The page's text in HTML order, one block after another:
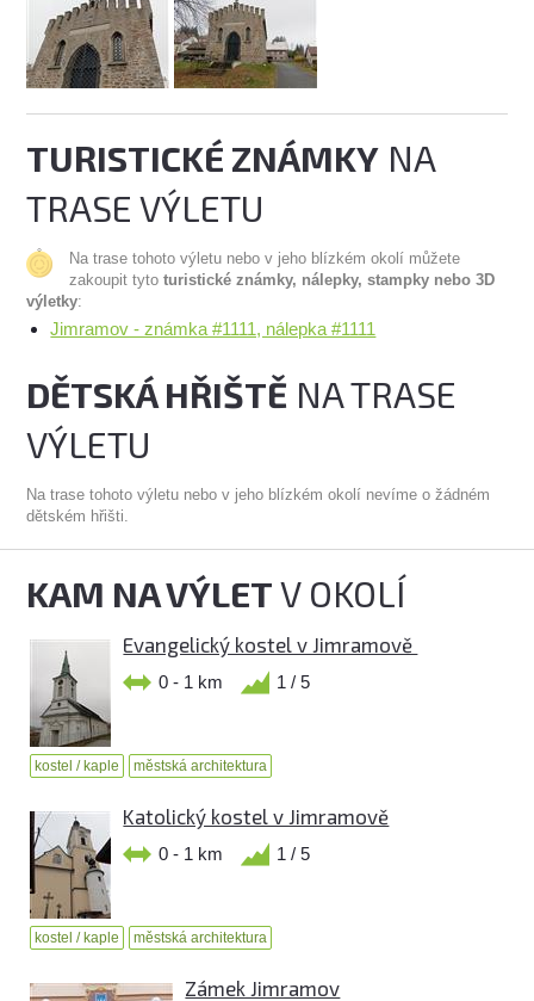
TURISTICKÉ ZNÁMKY NA
TRASE VÝLETU
Na trase tohoto výletu nebo v jeho blízkém okolí můžete
zakoupit tytoturistické známky, nálepky, stampky nebo 3D
výletky:
Jimramov - známka #1111, nálepka #1111
DĚTSKÁ HŘIŠTĚ NA TRASE
VÝLETU
Na trase tohoto výletu nebo v jeho blízkém okolí nevíme o žádném
dětském hřišti.
KAM NA VÝLETV OKOLÍ
Evangelický kostel v Jimramově
0 - 1 km 1 / 5
kostel / kaple městská architektura
Katolický kostel v Jimramově
0 - 1 km 1 / 5
kostel / kaple městská architektura
Zámek Jimramov